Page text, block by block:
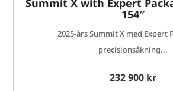
Summit X with Expert
154″
2025-års Summit X med Expert
precisionsåkning...
232 900 kr